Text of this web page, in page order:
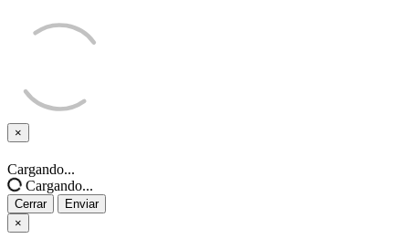
×
Cerrar
Cargando...
Cargando...
Cerrar
Enviar
×